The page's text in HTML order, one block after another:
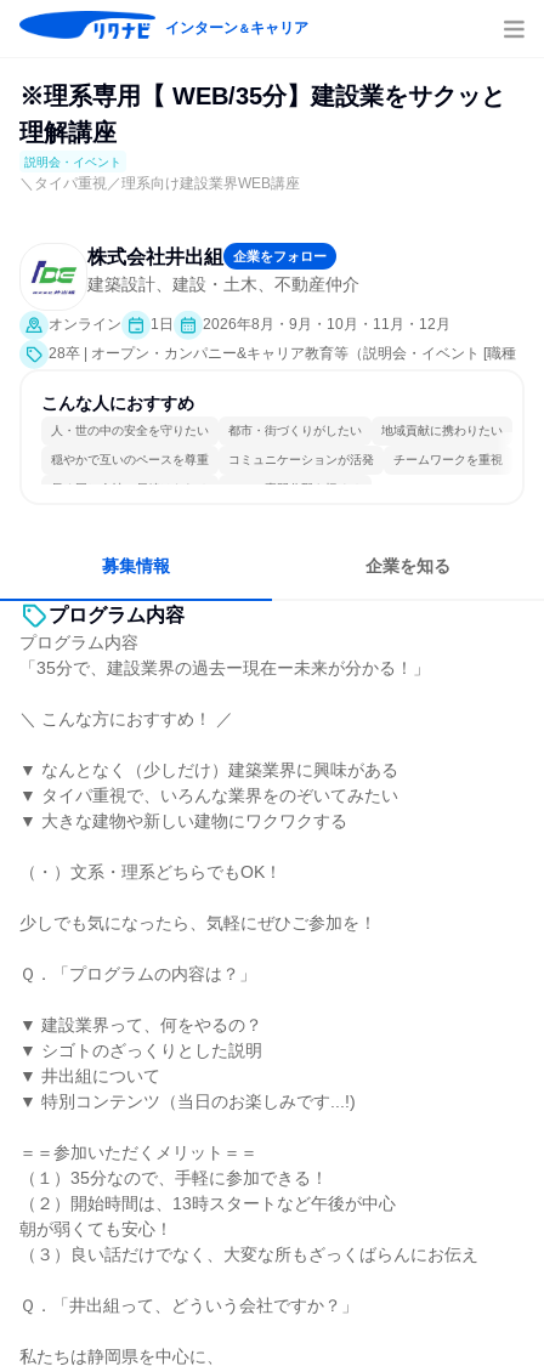
インターン＆キャリア
※理系専用【 WEB/35分】建設業をサクッと
理解講座
説明会・イベント
＼タイパ重視／理系向け建設業界WEB講座
株式会社井出組 企業をフォロー
建築設計、建設・土木、不動産仲介
オンライン 1日
2026年8月・9月・10月・11月・12月
28卒 | オープン・カンパニー&キャリア教育等（説明会・イベント [職種
こんな人におすすめ
人・世の中の安全を守りたい 都市・街づくりがしたい 地域貢献に携わりたい
穏やかで互いのペースを尊重 コミュニケーションが活発 チームワークを重視
長く同じ会社に居続けられる 一つの専門分野を極める
募集情報 企業を知る
プログラム内容
プログラム内容
「35分で、建設業界の過去ー現在ー未来が分かる！」
＼ こんな方におすすめ！ ／
▼ なんとなく（少しだけ）建築業界に興味がある
▼ タイパ重視で、いろんな業界をのぞいてみたい
▼ 大きな建物や新しい建物にワクワクする
（・）文系・理系どちらでもOK！
少しでも気になったら、気軽にぜひご参加を！
Ｑ．「プログラムの内容は？」
▼ 建設業界って、何をやるの？
▼ シゴトのざっくりとした説明
▼ 井出組について
▼ 特別コンテンツ（当日のお楽しみです...!)
＝＝参加いただくメリット＝＝
（１）35分なので、手軽に参加できる！
（２）開始時間は、13時スタートなど午後が中心
朝が弱くても安心！
（３）良い話だけでなく、大変な所もざっくばらんにお伝え
Ｑ．「井出組って、どういう会社ですか？」
私たちは静岡県を中心に、